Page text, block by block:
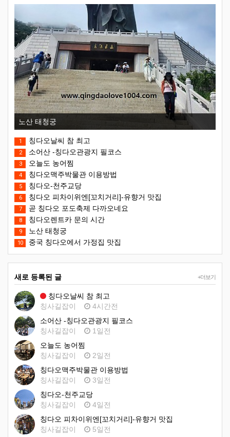
노산 태청궁
1 칭다오날씨 참 최고
2 소어산 -칭다오관광지 필코스
3 오늘도 농어찜
4 칭다오맥주박물관 이용방법
5 칭다오-천주교당
6 칭다오 피차이위엔[꼬치거리]-유향거 맛집
7 곧 칭다오 포도축제 다까오네요
8 칭다오렌트카 문의 시간
9 노산 태청궁
10 중국 칭다오에서 가정집 맛집
+더보기
새로 등록된 글
칭다오날씨 참 최고
칭사길잡이
4시간전
소어산 -칭다오관광지 필코스
칭사길잡이
1일전
오늘도 농어찜
칭사길잡이
2일전
칭다오맥주박물관 이용방법
칭사길잡이
3일전
칭다오-천주교당
칭사길잡이
4일전
칭다오 피차이위엔[꼬치거리]-유향거 맛집
칭사길잡이
5일전